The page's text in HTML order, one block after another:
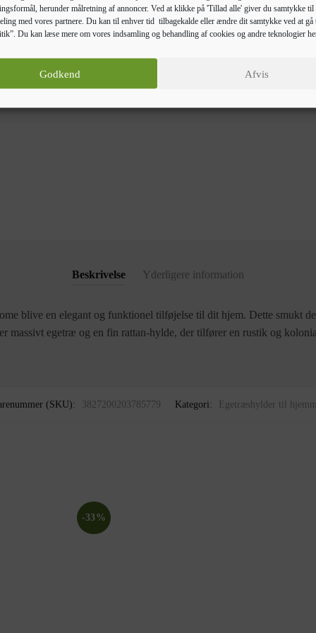
herunder målretning af annoncer. Ved at klikke på 'Tillad alle' giver du samtykke til
med vores partnere. Du kan til enhver tid tilbagekalde eller ændre dit samtykke ved at gå
Du kan læse mere om vores indsamling og behandling af cookies og andre teknologier
Godkend Afvis
Beskrivelse Yderligere information
blive en elegant og funktionel tilføjelse til dit hjem. Dette smukt
massivt egetræ og en fin rattan-hylde, der tilfører en rustik og
(SKU): 3827200203785779 Kategori: Egetræshylder til
-33%